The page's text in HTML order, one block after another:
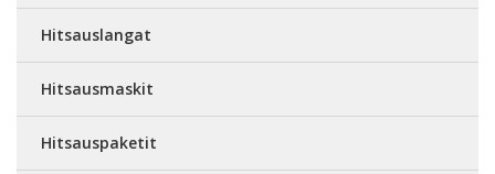
Hitsauslangat
Hitsausmaskit
Hitsauspaketit